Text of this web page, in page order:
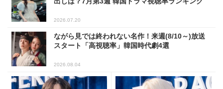
2026.07.20
ながら見では終われない名作！来週(8/10～)放送
スタート「高視聴率」韓国時代劇4選
2026.08.04